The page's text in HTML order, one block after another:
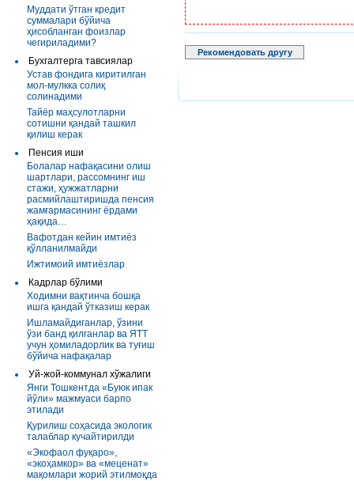
Муддати ўтган кредит
суммалари бўйича
ҳисобланган фоизлар
чегириладими?
Бухгалтерга тавсиялар
Устав фондига киритилган
мол-мулкка солиқ
солинадими
Тайёр маҳсулотларни
сотишни қандай ташкил
қилиш керак
Пенсия иши
Болалар нафақасини олиш
шартлари, рассомнинг иш
стажи, ҳужжатларни
расмийлаштиришда пенсия
жамғармасининг ёрдами
ҳақида…
Вафотдан кейин имтиёз
қўлланилмайди
Ижтимоий имтиёзлар
Кадрлар бўлими
Ходимни вақтинча бошқа
ишга қандай ўтказиш керак
Ишламайдиганлар, ўзини
ўзи банд қилганлар ва ЯТТ
учун ҳомиладорлик ва туғиш
бўйича нафақалар
Уй-жой-коммунал хўжалиги
Янги Тошкентда «Буюк ипак
йўли» мажмуаси барпо
этилади
Қурилиш соҳасида экологик
талаблар кучайтирилди
«Экофаол фуқаро»,
«экоҳамкор» ва «меценат»
мақомлари жорий этилмоқда
Рекомендовать другу